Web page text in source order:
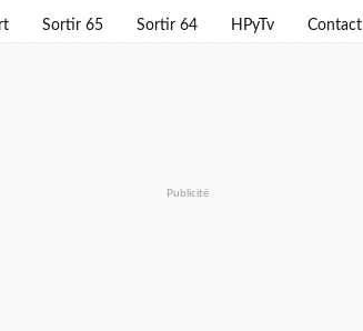
Sortir 65 Sortir 64 HPyTv Contact
Publicité